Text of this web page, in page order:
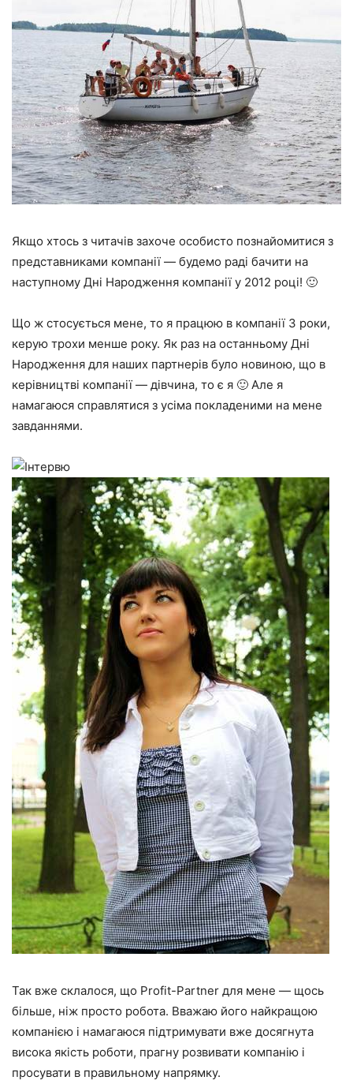
Якщо хтось з читачів захоче особисто познайомитися з
представниками компанії — будемо раді бачити на
наступному Дні Народження компанії у 2012 році! 🙂
Що ж стосується мене, то я працюю в компанії 3 роки,
керую трохи менше року. Як раз на останньому Дні
Народження для наших партнерів було новиною, що в
керівництві компанії — дівчина, то є я 🙂 Але я
намагаюся справлятися з усіма покладеними на мене
завданнями.
Так вже склалося, що Profit-Partner для мене — щось
більше, ніж просто робота. Вважаю його найкращою
компанією і намагаюся підтримувати вже досягнута
висока якість роботи, прагну розвивати компанію і
просувати в правильному напрямку.